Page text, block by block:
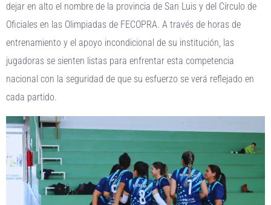
dejar en alto el nombre de la provincia de San Luis y del Círculo de
Oficiales en las Olimpiadas de FECOPRA. A través de horas de
entrenamiento y el apoyo incondicional de su institución, las
jugadoras se sienten listas para enfrentar esta competencia
nacional con la seguridad de que su esfuerzo se verá reflejado en
cada partido.